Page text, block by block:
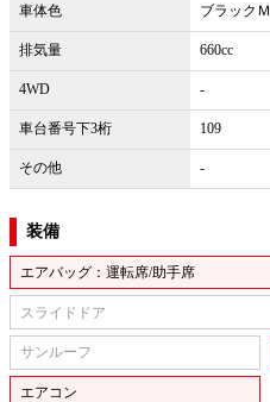
車体色 ブラックＭ
排気量 660cc
4WD -
車台番号下3桁 109
その他 -
装備
エアバッグ：運転席/助手席
スライドドア
サンルーフ
エアコン